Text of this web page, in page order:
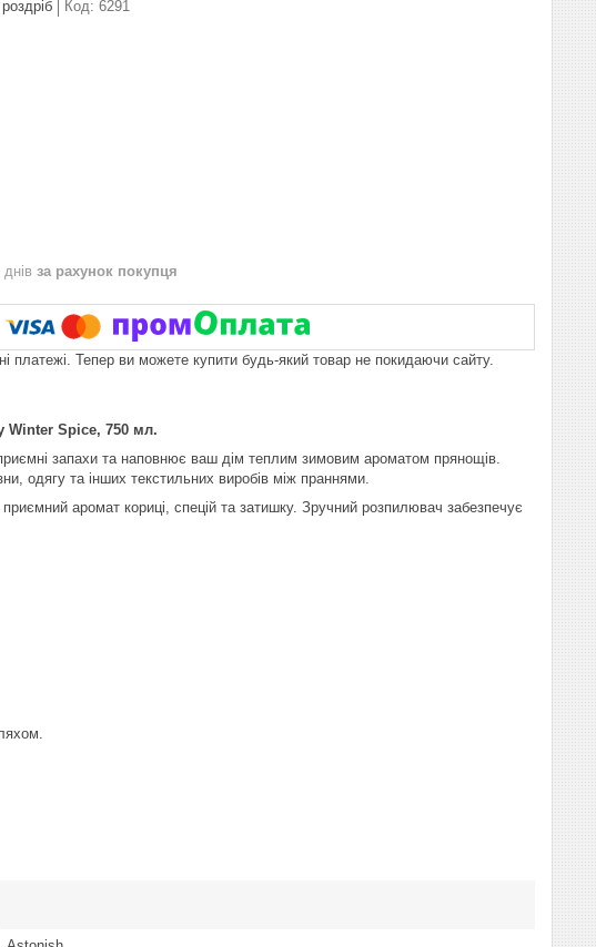
Код: 6291
за рахунок покупця
платежі. Тепер ви можете купити будь-який товар не покидаючи сайту.
Winter Spice, 750 мл.
запахи та наповнює ваш дім теплим зимовим ароматом прянощів.
одягу та інших текстильних виробів між праннями.
аромат кориці, спецій та затишку. Зручний розпилювач забезпечує